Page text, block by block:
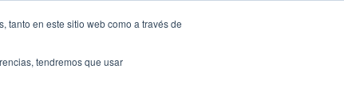
tanto en este sitio web como a través de
tendremos que usar